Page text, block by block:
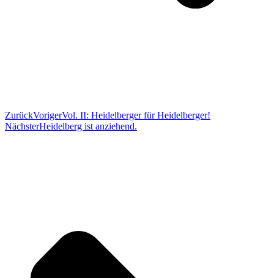
ZurückVorigerVol. II: Heidelberger für Heidelberger!
NächsterHeidelberg ist anziehend.